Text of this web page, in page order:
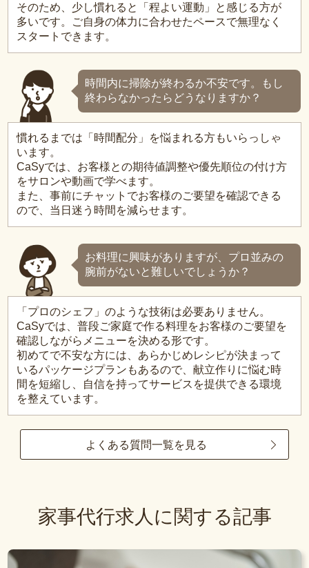
そのため、少し慣れると「程よい運動」と感じる方が
多いです。ご自身の体力に合わせたペースで無理なく
スタートできます。
時間内に掃除が終わるか不安です。もし
終わらなかったらどうなりますか？
慣れるまでは「時間配分」を悩まれる方もいらっしゃ
います。
CaSyでは、お客様との期待値調整や優先順位の付け方
をサロンや動画で学べます。
また、事前にチャットでお客様のご要望を確認できる
ので、当日迷う時間を減らせます。
お料理に興味がありますが、プロ並みの
腕前がないと難しいでしょうか？
「プロのシェフ」のような技術は必要ありません。
CaSyでは、普段ご家庭で作る料理をお客様のご要望を
確認しながらメニューを決める形です。
初めてで不安な方には、あらかじめレシピが決まって
いるパッケージプランもあるので、献立作りに悩む時
間を短縮し、自信を持ってサービスを提供できる環境
を整えています。
よくある質問一覧を見る
家事代行求人に関する記事